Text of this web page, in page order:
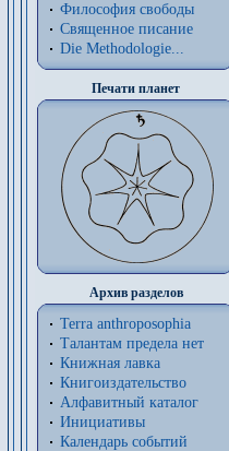
Философия cвободы
Священное писание
Die Methodologie...
Печати планет
Архив разделов
Terra anthroposophia
Талантам предела нет
Книжная лавка
Книгоиздательство
Алфавитный каталог
Инициативы
Календарь событий